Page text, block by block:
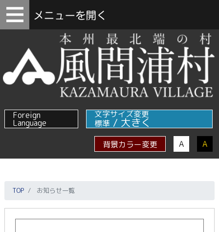
Foreign
Language
文字サイズ変更
標準 / 大きく
背景カラー変更 A A
TOP お知らせ一覧